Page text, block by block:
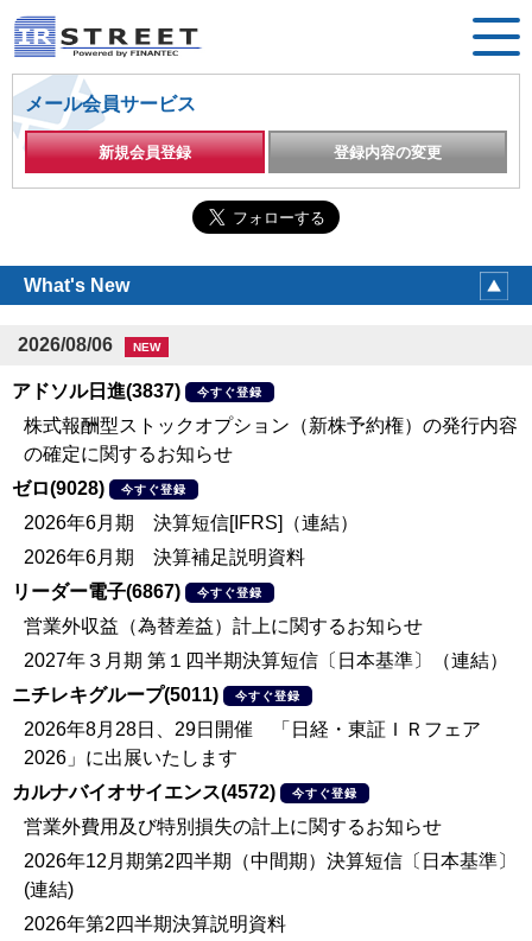
メール会員サービス
新規会員登録 登録内容の変更
What's New
2026/08/06 NEW
アドソル日進(3837) 今すぐ登録
株式報酬型ストックオプション（新株予約権）の発行内容
の確定に関するお知らせ
ゼロ(9028)
今すぐ登録
2026年6月期 決算短信[IFRS]（連結）
2026年6月期 決算補足説明資料
リーダー電子(6867)
今すぐ登録
営業外収益（為替差益）計上に関するお知らせ
2027年３月期 第１四半期決算短信〔日本基準〕（連結）
ニチレキグループ(5011)
今すぐ登録
2026年8月28日、29日開催 「日経・東証ＩＲフェア
2026」に出展いたします
カルナバイオサイエンス(4572)
今すぐ登録
営業外費用及び特別損失の計上に関するお知らせ
2026年12月期第2四半期（中間期）決算短信〔日本基準〕
(連結)
2026年第2四半期決算説明資料